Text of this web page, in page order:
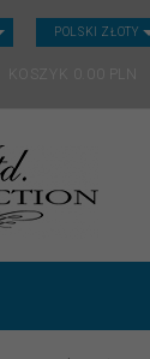
POLSKI ZŁOTY
KOSZYK